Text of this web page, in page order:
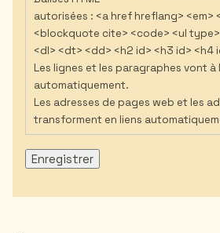
autorisées : <a href hreflang> <em>
<blockquote cite> <code> <ul
<dl> <dt> <dd> <h2 id> <h3 id> <h4
Les lignes et les paragraphes vont à
automatiquement.
Les adresses de pages web et les
transforment en liens